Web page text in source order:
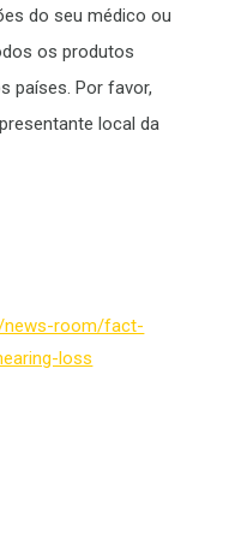
do seu médico ou
os produtos
países. Por favor,
local da
news-room/fact-
loss